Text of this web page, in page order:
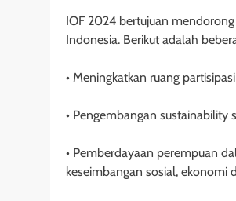
IOF 2024 bertujuan
Indonesia. Berikut adalah
• Meningkatkan ruang
• Pengembangan sustainability
• Pemberdayaan perempuan
keseimbangan sosial, ekonomi